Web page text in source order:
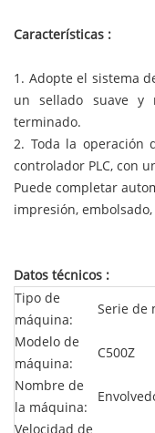
Características :
1. Adopte el sistema
un sellado suave y
terminado.
2. Toda la operación
controlador PLC, con
Puede completar
impresión,
Datos técnicos :
Tipo de
máquina:
Serie de
Modelo de
máquina:
C500Z
Nombre de
la máquina:
Velocidad de